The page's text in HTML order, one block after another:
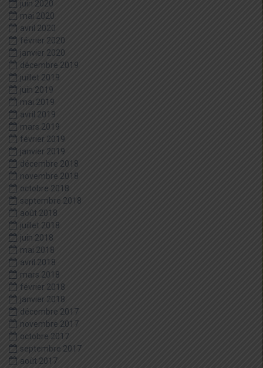
juin 2020
mai 2020
avril 2020
février 2020
janvier 2020
décembre 2019
juillet 2019
juin 2019
mai 2019
avril 2019
mars 2019
février 2019
janvier 2019
décembre 2018
novembre 2018
octobre 2018
septembre 2018
août 2018
juillet 2018
juin 2018
mai 2018
avril 2018
mars 2018
février 2018
janvier 2018
décembre 2017
novembre 2017
octobre 2017
septembre 2017
août 2017